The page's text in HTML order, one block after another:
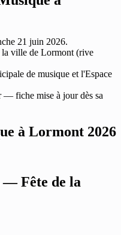
21 juin 2026.
la ville de Lormont (rive
de musique et l'Espace
— fiche mise à jour dès sa
à Lormont 2026
— Fête de la